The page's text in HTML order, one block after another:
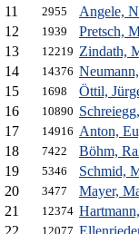
11
2955 Angele,
12
1939 Pretsch,
13
12219 Zindath,
14
14376
15
1698 Öttil,
16
10890
17
14916 Anton,
18
7422 Böhm,
19
5346 Schmid,
20
3477 Mayer,
21
12374
22
12077